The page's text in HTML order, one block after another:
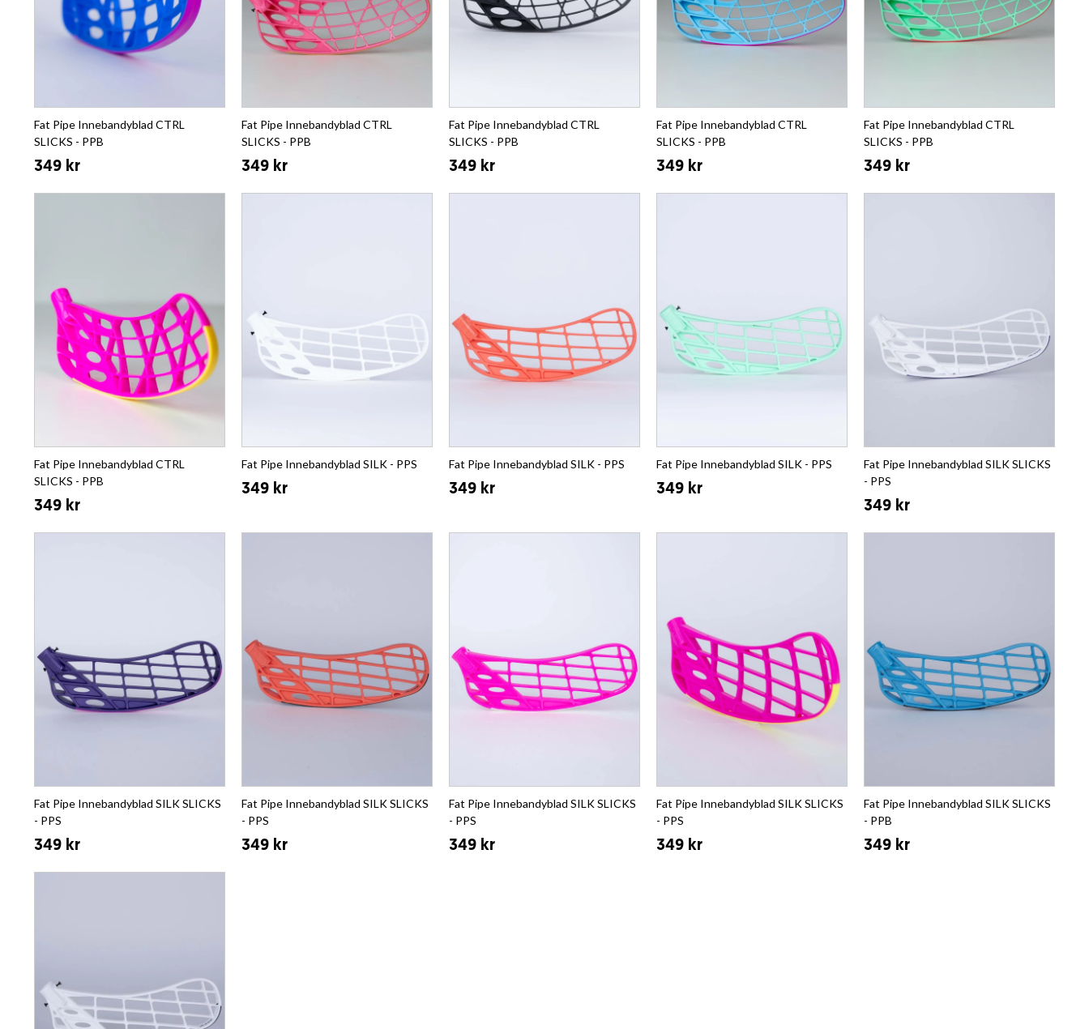
Fat Pipe Innebandyblad CTRL
SLICKS - PPB
349 kr
Fat Pipe Innebandyblad CTRL
SLICKS - PPB
349 kr
Fat Pipe Innebandyblad CTRL
SLICKS - PPB
349 kr
Fat Pipe Innebandyblad CTRL
SLICKS - PPB
349 kr
Fat Pipe Innebandyblad CTRL
SLICKS - PPB
349 kr
Fat Pipe Innebandyblad CTRL
SLICKS - PPB
349 kr
Fat Pipe Innebandyblad SILK - PPS
349 kr
Fat Pipe Innebandyblad SILK - PPS
349 kr
Fat Pipe Innebandyblad SILK - PPS
349 kr
Fat Pipe Innebandyblad SILK SLICKS
- PPS
349 kr
Fat Pipe Innebandyblad SILK SLICKS
- PPS
349 kr
Fat Pipe Innebandyblad SILK SLICKS
- PPS
349 kr
Fat Pipe Innebandyblad SILK SLICKS
- PPS
349 kr
Fat Pipe Innebandyblad SILK SLICKS
- PPS
349 kr
Fat Pipe Innebandyblad SILK SLICKS
- PPB
349 kr